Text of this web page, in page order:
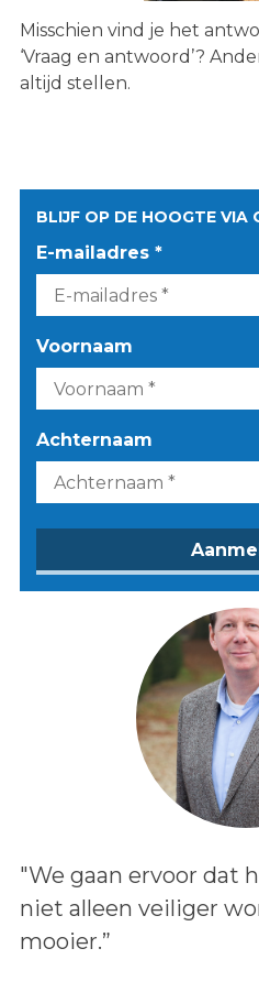
Misschien vind je het
‘Vraag en antwoord’?
altijd stellen.
BLIJF OP DE HOOGTE VIA
E-mailadres *
Voornaam
Achternaam
Lees het bericht:
"We gaan ervoor dat
niet alleen veiliger
mooier.”